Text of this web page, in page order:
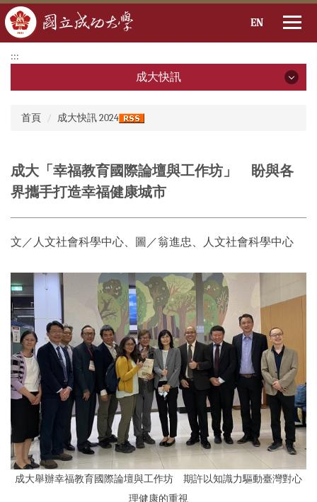
到
要
EN
:::
成大快訊
2025年
2024年
2021年
2020年
2019年
首頁
成大快訊 2024
成大「幸福教育國際論壇與工作坊」 盼與各
界攜手打造幸福健康城市
文／人文社會科學中心、圖／翁進忠、人文社會科學中心
成大舉辦幸福教育國際論壇與工作坊 期許以知識力驅動臺灣對心
理健康的重視